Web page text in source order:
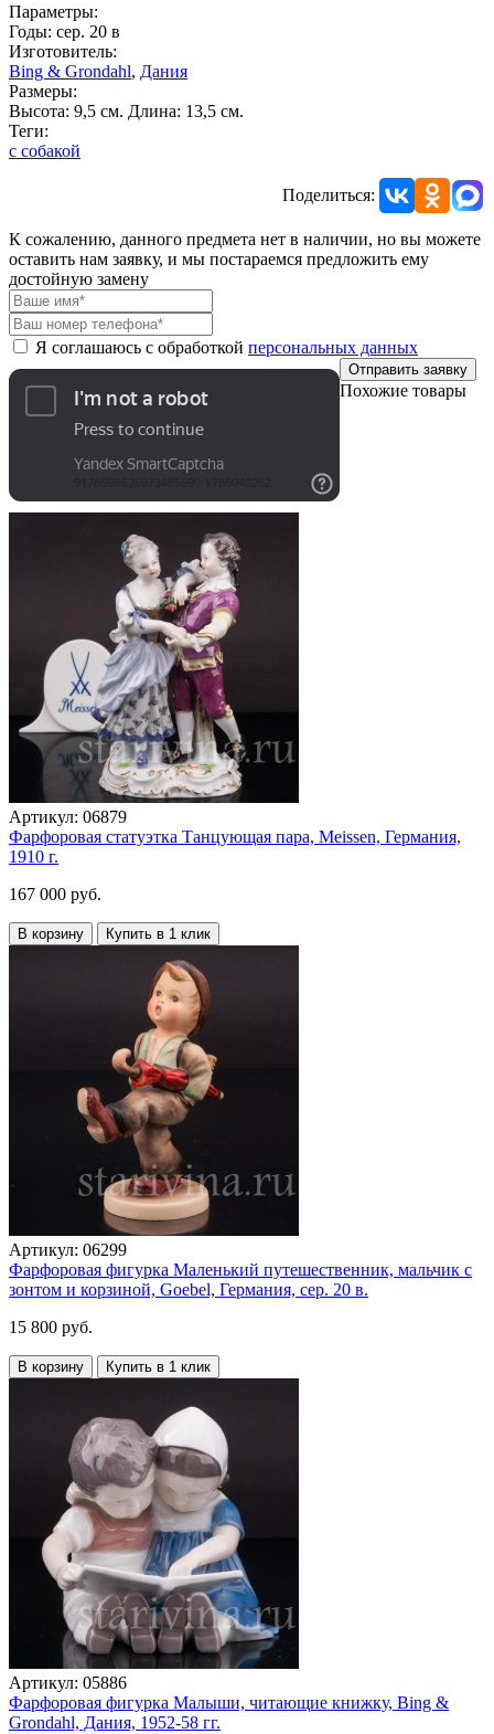
Параметры:
Годы: сер. 20 в
Изготовитель:
Bing & Grondahl, Дания
Размеры:
Высота: 9,5 см. Длина: 13,5 см.
Теги:
с собакой
Поделиться:
К сожалению, данного предмета нет в наличии, но вы можете
оставить нам заявку, и мы постараемся предложить ему
достойную замену
Я соглашаюсь с обработкой персональных данных
Отправить заявку
Похожие товары
Артикул: 06879
Фарфоровая статуэтка Танцующая пара, Meissen, Германия,
1910 г.
167 000 руб.
В корзину Купить в 1 клик
Артикул: 06299
Фарфоровая фигурка Маленький путешественник, мальчик с
зонтом и корзиной, Goebel, Германия, сер. 20 в.
15 800 руб.
В корзину Купить в 1 клик
Артикул: 05886
Фарфоровая фигурка Малыши, читающие книжку, Bing &
Grondahl, Дания, 1952-58 гг.